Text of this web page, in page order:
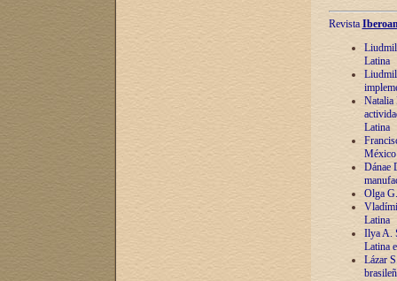
Revista
Latina
Natalia
Latina
México
Dánae
Olga
Latina
Ilya A.
Latina
Lázar